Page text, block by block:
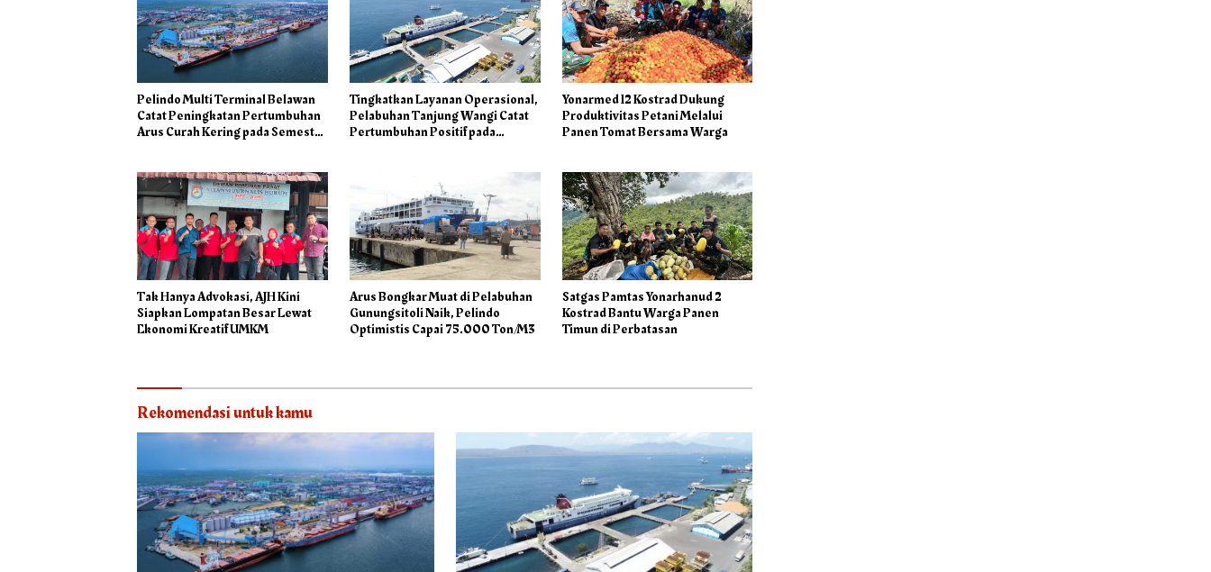
Pelindo Multi Terminal Belawan
Catat Peningkatan Pertumbuhan
Arus Curah Kering pada Semester
Tingkatkan Layanan Operasional,
Pelabuhan Tanjung Wangi Catat
Pertumbuhan Positif pada
Yonarmed 12 Kostrad Dukung
Produktivitas Petani Melalui
Panen Tomat Bersama Warga
Tak Hanya Advokasi, AJH Kini
Siapkan Lompatan Besar Lewat
Ekonomi Kreatif UMKM
Arus Bongkar Muat di Pelabuhan
Gunungsitoli Naik, Pelindo
Optimistis Capai 75.000 Ton/M3
Satgas Pamtas Yonarhanud 2
Kostrad Bantu Warga Panen
Timun di Perbatasan
Rekomendasi untuk kamu